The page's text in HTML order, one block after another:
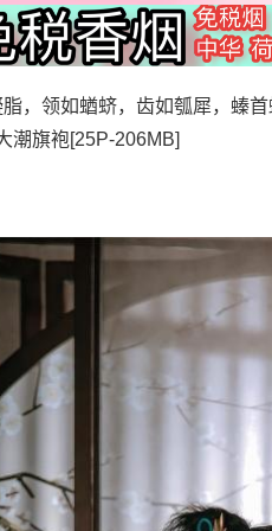
，领如蝤蛴，齿如瓠犀，螓
潮旗袍[25P-206MB]